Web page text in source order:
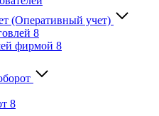
(Оперативный учет)
8
фирмой 8
8